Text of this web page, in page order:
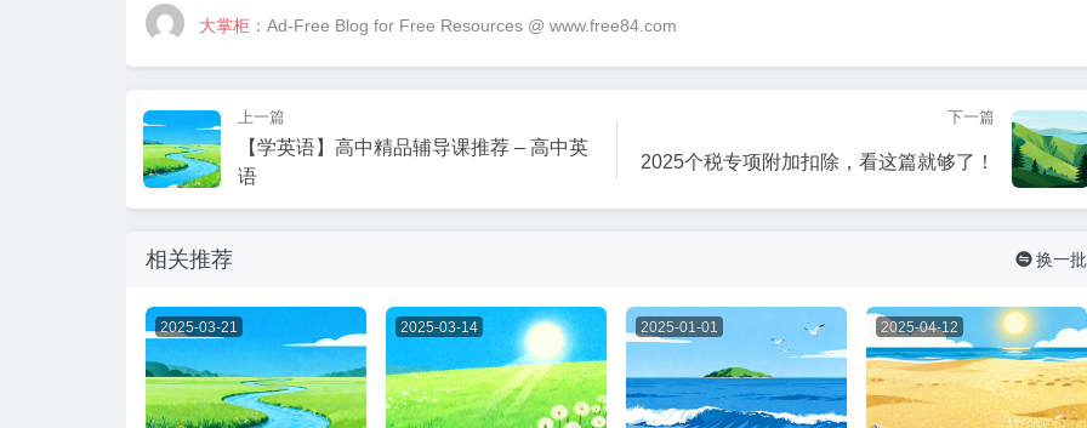
大掌柜 ：Ad-Free Blog for Free Resources @ www.free84.com
上一篇
【学英语】高中精品辅导课推荐 – 高中英
语
下一篇
2025个税专项附加扣除，看这篇就够了！
相关推荐  换一批
2025-03-21 2025-03-14 2025-01-01 2025-04-12